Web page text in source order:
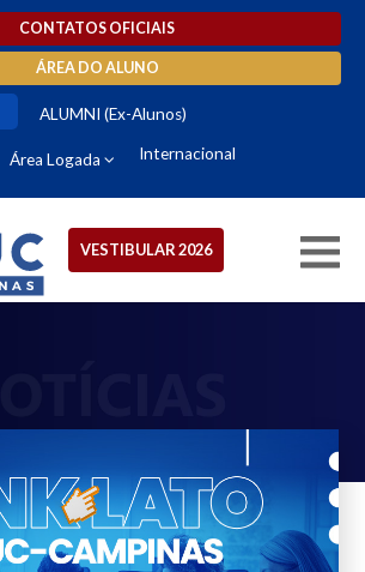
CONTATOS OFICIAIS
ÁREA DO ALUNO
ALUMNI (Ex-Alunos)
Área Logada Internacional
VESTIBULAR 2026